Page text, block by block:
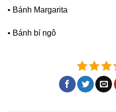
• Bánh Margarita
• Bánh bí ngô